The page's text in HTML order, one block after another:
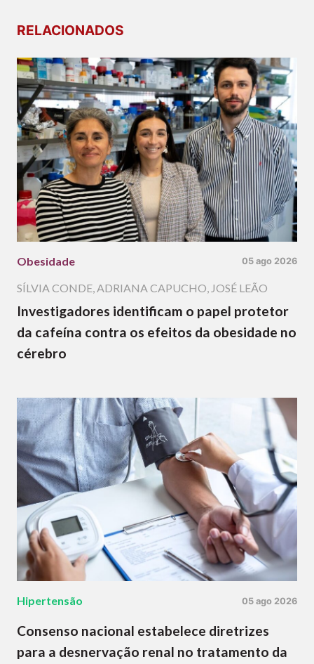
RELACIONADOS
Obesidade 05 ago 2026
SÍLVIA CONDE,ADRIANA CAPUCHO, JOSÉ LEÃO
Investigadores identificam o papel protetor
da cafeína contra os efeitos da obesidade no
cérebro
Hipertensão 05 ago 2026
Consenso nacional estabelece diretrizes
para a desnervação renal no tratamento da